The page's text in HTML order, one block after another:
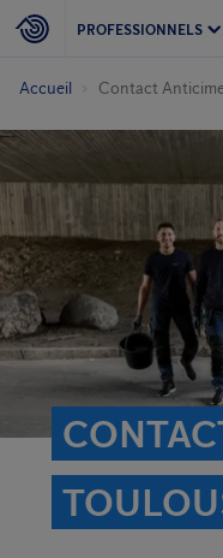
PROFESSIONNELS
Accueil Contact